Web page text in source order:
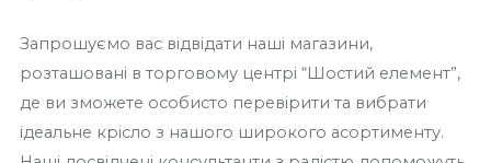
Запрошуємо вас відвідати наші магазини,
розташовані в торговому центрі “Шостий елемент”,
де ви зможете особисто перевірити та вибрати
ідеальне крісло з нашого широкого асортименту.